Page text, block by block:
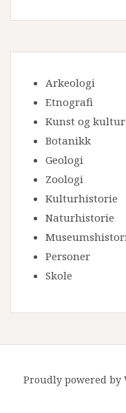
Arkeologi
Etnografi
Kunst og kultur
Botanikk
Geologi
Zoologi
Kulturhistorie
Naturhistorie
Personer
Skole
Proudly powered by